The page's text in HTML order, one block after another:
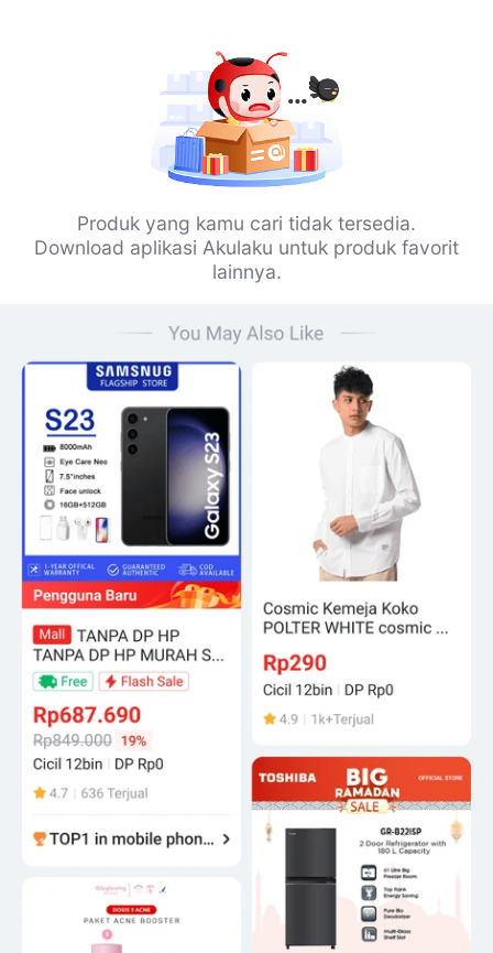
Produk yang kamu cari tidak tersedia.
Download aplikasi Akulaku untuk produk favorit
lainnya.